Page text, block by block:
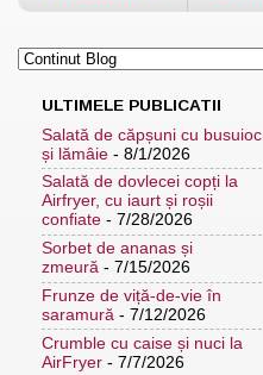
ULTIMELE PUBLICATII
Salată de căpșuni cu busuioc
și lămâie - 8/1/2026
Salată de dovlecei copți la
Airfryer, cu iaurt și roșii
confiate - 7/28/2026
Sorbet de ananas și
zmeură - 7/15/2026
Frunze de viță-de-vie în
saramură - 7/12/2026
Crumble cu caise și nuci la
AirFryer - 7/7/2026